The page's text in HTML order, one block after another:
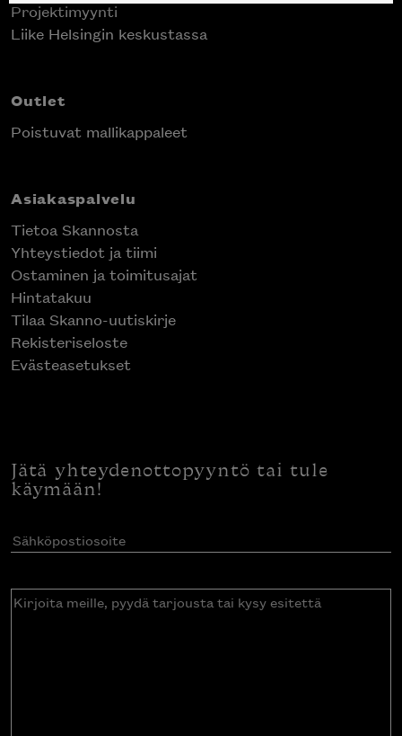
Projektimyynti
Liike Helsingin keskustassa
Outlet
Poistuvat mallikappaleet
Asiakaspalvelu
Tietoa Skannosta
Yhteystiedot ja tiimi
Ostaminen ja toimitusajat
Hintatakuu
Tilaa Skanno-uutiskirje
Rekisteriseloste
Evästeasetukset
Jätä yhteydenottopyyntö tai tule
käymään!
Sähköpostiosoite(Pakollinen)
Kirjoita